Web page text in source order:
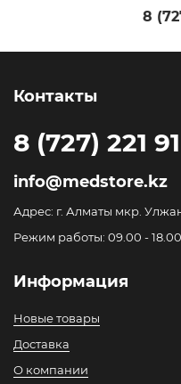
8
Контакты
8 (727) 221
info@medstore.kz
Адрес: г. Алматы мкр.
Режим работы: 09.00 -
Информация
Новые товары
Доставка
О компании